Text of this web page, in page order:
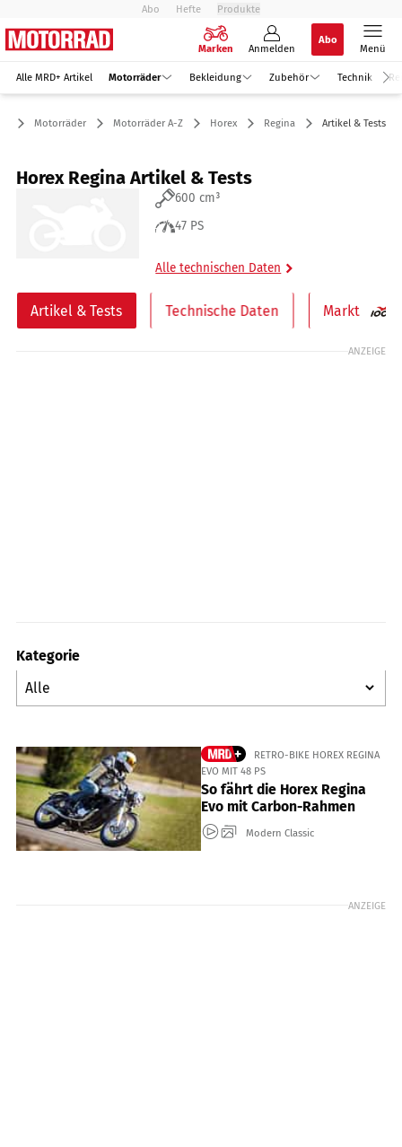
Abo Hefte Produkte
Marken Anmelden
Abo
Menü
Alle MRD+ Artikel Motorräder Bekleidung Zubehör Technik
Motorräder Motorräder A-Z Horex Regina Artikel & Tests
Horex Regina Artikel & Tests
600 cm³
47 PS
Alle technischen Daten
Artikel & Tests Technische Daten Markt
ANZEIGE
Kategorie
RETRO-BIKE HOREX REGINA
EVO MIT 48 PS
So fährt die Horex Regina
Evo mit Carbon-Rahmen
Modern Classic
ANZEIGE